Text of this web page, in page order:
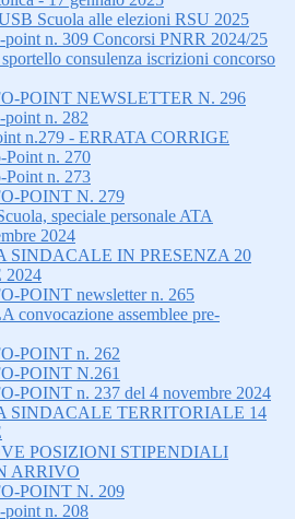
Scuola alle elezioni RSU 2025
n. 309 Concorsi PNRR 2024/25
consulenza iscrizioni concorso
POINT NEWSLETTER N. 296
n. 282
n.279 - ERRATA CORRIGE
n. 270
n. 273
POINT N. 279
speciale personale ATA
2024
SINDACALE IN PRESENZA 20
2024
POINT newsletter n. 265
convocazione assemblee pre-
POINT n. 262
POINT N.261
POINT n. 237 del 4 novembre 2024
SINDACALE TERRITORIALE 14
POSIZIONI STIPENDIALI
ARRIVO
POINT N. 209
n. 208